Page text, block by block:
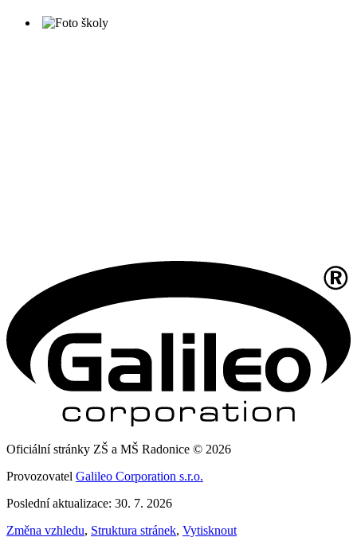
Oficiální stránky ZŠ a MŠ Radonice © 2026
Provozovatel Galileo Corporation s.r.o.
Poslední aktualizace: 30. 7. 2026
Změna vzhledu, Struktura stránek, Vytisknout